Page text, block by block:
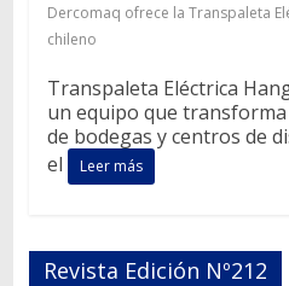
Dercomaq ofrece la Transpaleta
chileno
Transpaleta Eléctrica
un equipo que
de bodegas y centros de
el
Leer más
Revista Edición Nº212